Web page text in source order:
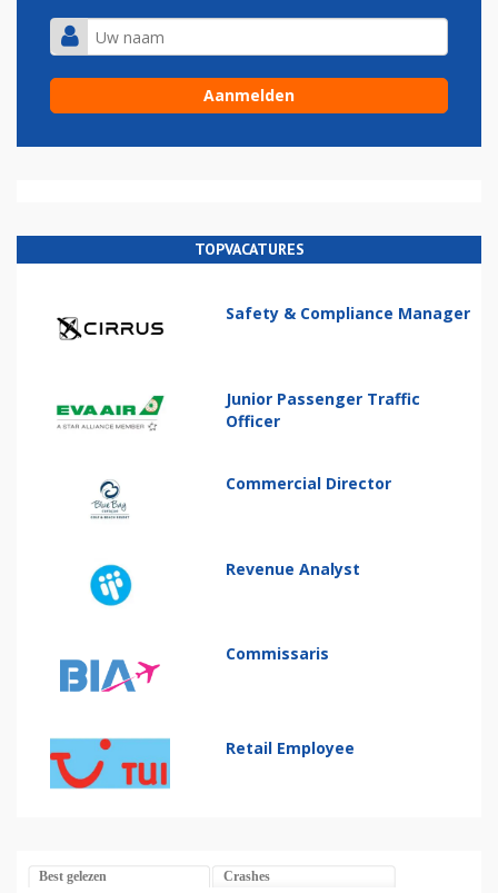
TOPVACATURES
Safety & Compliance Manager
Junior Passenger Traffic
Officer
Commercial Director
Revenue Analyst
Commissaris
Retail Employee
Best gelezen Crashes